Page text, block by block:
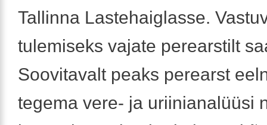
Tallinna Lastehaiglasse.
tulemiseks vajate perearstilt
Soovitavalt peaks perearst
tegema vere- ja uriinianalüüsi